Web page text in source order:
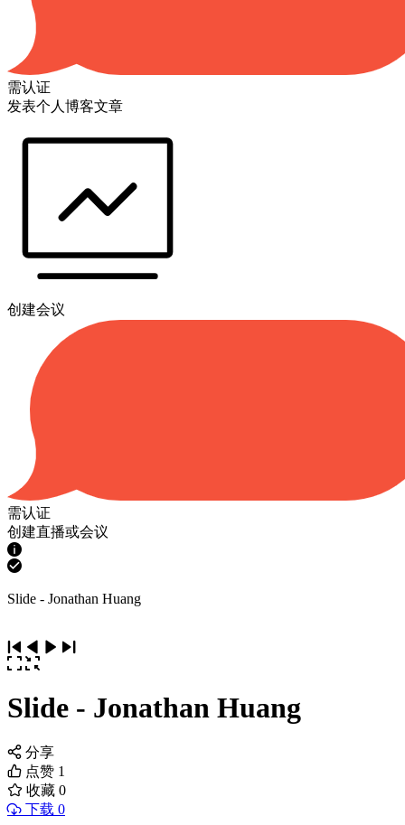
需认证
发表个人博客文章
创建会议
需认证
创建直播或会议
Slide - Jonathan Huang
Slide - Jonathan Huang
分享
点赞 1
收藏 0
下载 0